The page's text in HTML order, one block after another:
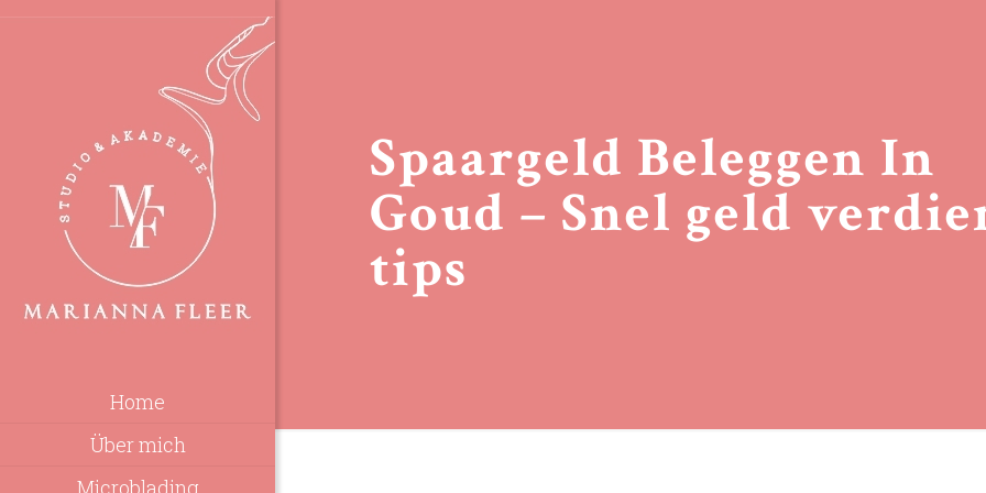
Home
Über mich
Microblading
Spaargeld Beleggen In
Goud – Snel geld
tips